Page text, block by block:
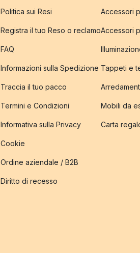
Politica sui Resi
Registra il tuo Reso o reclamo
FAQ
Informazioni sulla Spedizione
Traccia il tuo pacco
Termini e Condizioni
Informativa sulla Privacy
Cookie
Ordine aziendale / B2B
Diritto di recesso
Accessori
Accessori
Tappeti e
Mobili da
Carta